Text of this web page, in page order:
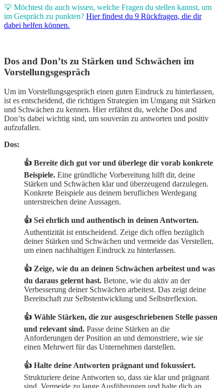
💡 Möchtest du auch wissen, welche Fragen du stellen kannst, um
im Gespräch zu punkten? Hierfindest du 9 Rückfragen, die dir
dabei helfen können.
Dos and Don’ts zu Stärken und Schwächen im
Vorstellungsgespräch
Um im Vorstellungsgespräch einen guten Eindruck zu hinterlassen,
ist es entscheidend, die richtigen Strategien im Umgang mit Stärken
und Schwächen zu kennen. Hier erfährst du, welche Dos and
Don’ts dabei wichtig sind, um souverän zu antworten und positiv
aufzufallen.
Dos:
👍 Bereite dich gut vor und überlege dir vorab konkrete
Beispiele. Eine gründliche Vorbereitung hilft dir, deine
Stärken und Schwächen klar und überzeugend darzulegen.
Konkrete Beispiele aus deinem beruflichen Werdegang
unterstreichen deine Aussagen.
👍 Sei ehrlich und authentisch in deinen Antworten.
Authentizität ist entscheidend. Zeige dich offen bezüglich
deiner Stärken und Schwächen und vermeide das Verstellen,
um einen nachhaltigen Eindruck zu hinterlassen.
👍 Zeige, wie du an deinen Schwächen arbeitest und was
du daraus gelernt hast. Betone, wie du aktiv an der
Verbesserung deiner Schwächen arbeitest. Das zeigt deine
Bereitschaft zur Selbstentwicklung und Selbstreflexion.
👍 Wähle Stärken, die zur ausgeschriebenen Stelle passen
und relevant sind. Passe deine Stärken an die
Anforderungen der Position an und demonstriere, wie sie
einen Mehrwert für das Unternehmen darstellen.
👍 Halte deine Antworten prägnant und fokussiert.
Strukturiere deine Antworten so, dass sie klar und prägnant